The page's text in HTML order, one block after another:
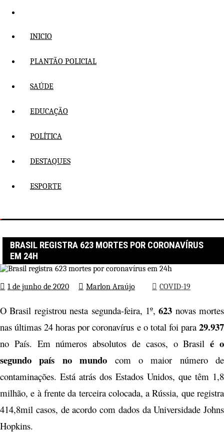
Pular
conteúdo INICIO
PLANTÃO POLICIAL
SAÚDE
EDUCAÇÃO
POLÍTICA
DESTAQUES
ESPORTE
BRASIL REGISTRA 623 MORTES POR CORONAVÍRUS
EM 24H
1 de junho de 2020 Marlon Araújo COVID-19
O Brasil registrou nesta segunda-feira, 1º,623 novas mortes
nas últimas 24 horas por coronavírus e o total foi para 29.937
no País. Em números absolutos de casos, o Brasil é o
segundo país no mundo com o maior número de
contaminações. Está atrás dos Estados Unidos, que têm 1,8
milhão, e à frente da terceira colocada, a Rússia, que registra
414,8mil casos, de acordo com dados da Universidade Johns
Hopkins.